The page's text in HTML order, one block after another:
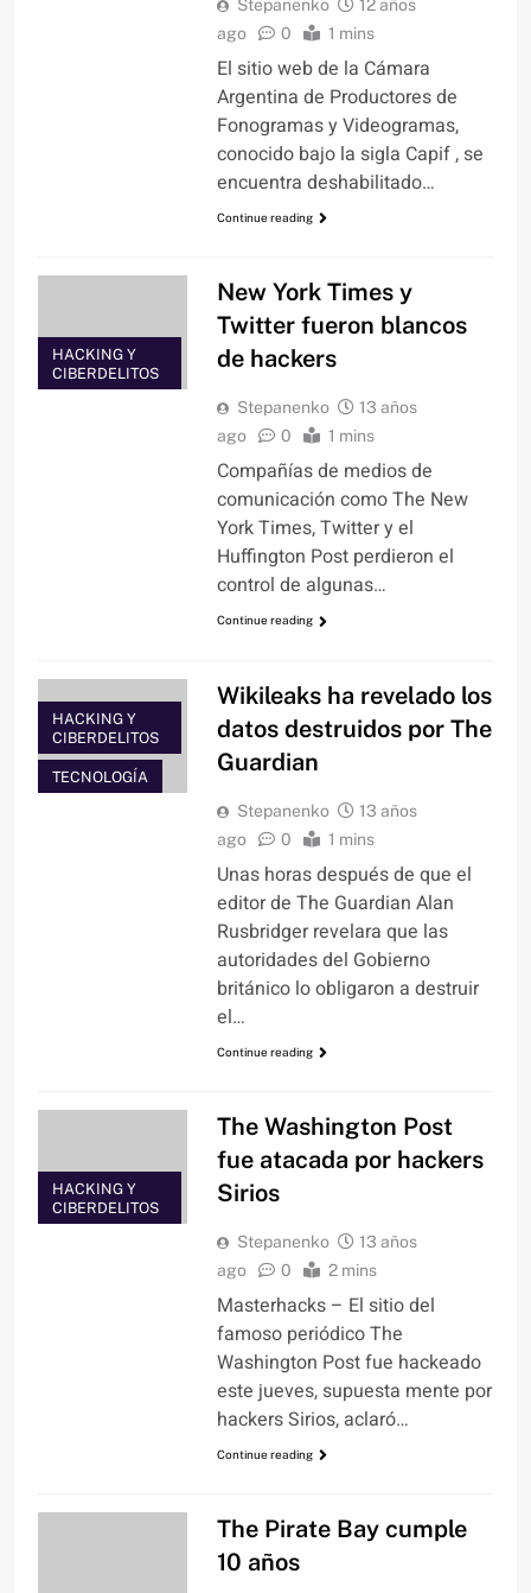
Stepanenko
12 años
ago
0 1 mins
El sitio web de la Cámara
Argentina de Productores de
Fonogramas y Videogramas,
conocido bajo la sigla Capif , se
encuentra deshabilitado…
Continue reading
HACKING Y
CIBERDELITOS
New York Times y
Twitter fueron blancos
de hackers
Stepanenko
13 años
ago
0 1 mins
Compañías de medios de
comunicación como The New
York Times, Twitter y el
Huffington Post perdieron el
control de algunas…
Continue reading
HACKING Y
CIBERDELITOS
TECNOLOGÍA
Wikileaks ha revelado los
datos destruidos por The
Guardian
Stepanenko
13 años
ago
0 1 mins
Unas horas después de que el
editor de The Guardian Alan
Rusbridger revelara que las
autoridades del Gobierno
británico lo obligaron a destruir
el…
Continue reading
HACKING Y
CIBERDELITOS
The Washington Post
fue atacada por hackers
Sirios
Stepanenko
13 años
ago
0 2 mins
Masterhacks – El sitio del
famoso periódico The
Washington Post fue hackeado
este jueves, supuesta mente por
hackers Sirios, aclaró…
Continue reading
The Pirate Bay cumple
10 años